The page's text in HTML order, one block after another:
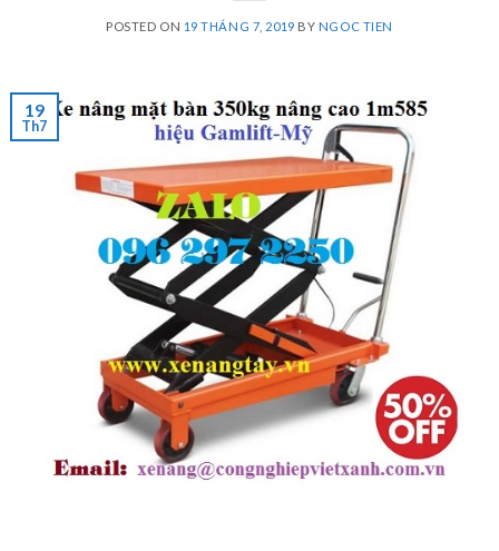
POSTED ON 19 THÁNG 7, 2019 BY NGOC TIEN
19
Th7